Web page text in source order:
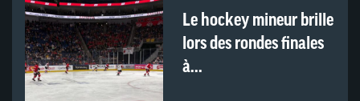
Le hockey mineur brille
lors des rondes finales
à...